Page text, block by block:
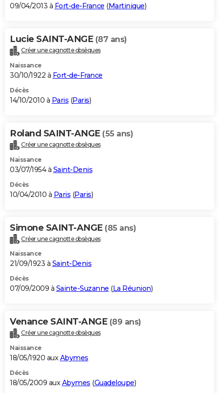
09/04/2013 à Fort-de-France (Martinique)
Lucie SAINT-ANGE (87 ans)
Créer une cagnotte obsèques
Naissance
30/10/1922 à Fort-de-France
Décès
14/10/2010 à Paris (Paris)
Roland SAINT-ANGE (55 ans)
Créer une cagnotte obsèques
Naissance
03/07/1954 à Saint-Denis
Décès
10/04/2010 à Paris (Paris)
Simone SAINT-ANGE (85 ans)
Créer une cagnotte obsèques
Naissance
21/09/1923 à Saint-Denis
Décès
07/09/2009 à Sainte-Suzanne (La Réunion)
Venance SAINT-ANGE (89 ans)
Créer une cagnotte obsèques
Naissance
18/05/1920 auxAbymes
Décès
18/05/2009 auxAbymes (Guadeloupe)